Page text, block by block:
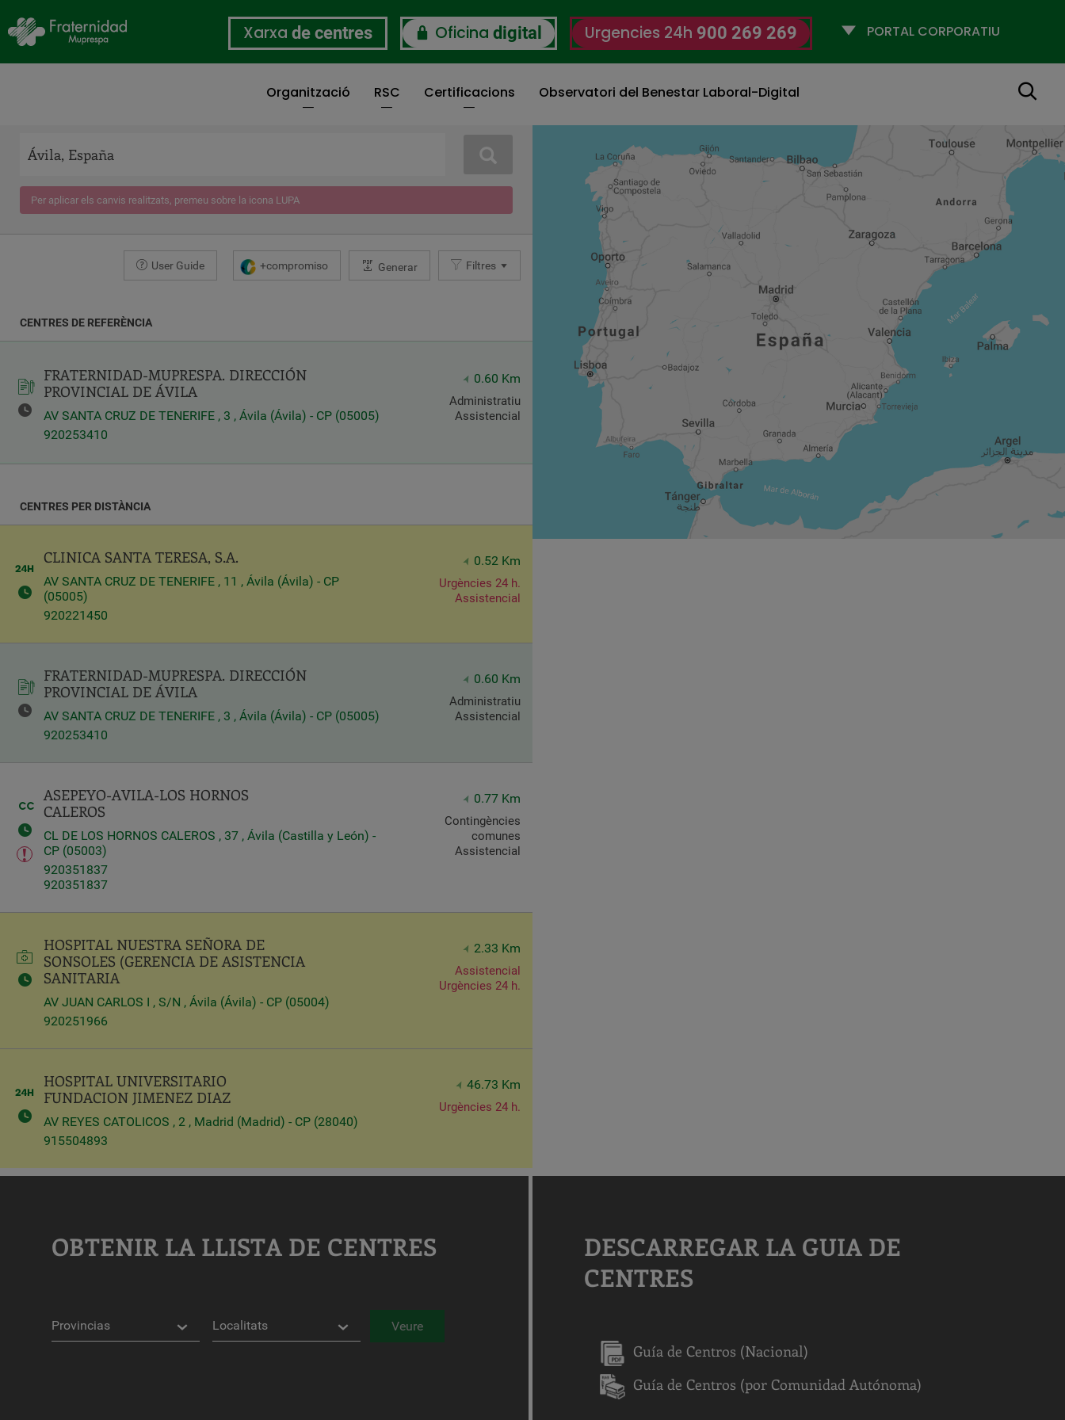
contingut
Xarxa de centres Oficina digital Urgencies 24h 900 269 269
Selecciona
Organització RSC Certificacions Observatori del Benestar Laboral-Digital Cerca
Cerca
Per aplicar els canvis realitzats, premeu sobre la icona LUPA
Filtres
Generar
+compromiso
User Guide
Latitud
Longitud
Distancia
Kilometers
Search
Centros
CENTRES DE REFERÈNCIA
FRATERNIDAD-MUPRESPA. DIRECCIÓN
PROVINCIAL DE ÁVILA
AV SANTA CRUZ DE TENERIFE , 3 , Ávila (Ávila) - CP (05005)
920253410
0.60 Km
Administratiu
Assistencial
CENTRES PER DISTÀNCIA
CLINICA SANTA TERESA, S.A.
AV SANTA CRUZ DE TENERIFE , 11 , Ávila (Ávila) - CP
(05005)
920221450
0.52 Km
Urgències 24 h.
Assistencial
FRATERNIDAD-MUPRESPA. DIRECCIÓN
PROVINCIAL DE ÁVILA
AV SANTA CRUZ DE TENERIFE , 3 , Ávila (Ávila) - CP (05005)
920253410
0.60 Km
Administratiu
Assistencial
ASEPEYO-AVILA-LOS HORNOS
CALEROS
CL DE LOS HORNOS CALEROS , 37 , Ávila (Castilla y León) -
CP (05003)
920351837
920351837
0.77 Km
Contingències
comunes
Assistencial
HOSPITAL NUESTRA SEÑORA DE
SONSOLES (GERENCIA DE ASISTENCIA
SANITARIA
AV JUAN CARLOS I , S/N , Ávila (Ávila) - CP (05004)
920251966
2.33 Km
Assistencial
Urgències 24 h.
HOSPITAL UNIVERSITARIO
FUNDACION JIMENEZ DIAZ
AV REYES CATOLICOS , 2 , Madrid (Madrid) - CP (28040)
915504893
46.73 Km
Urgències 24 h.
OBTENIR LA LLISTA DE CENTRES
Localitats
Veure
DESCARREGAR LA GUIA DE
CENTRES
Guía de Centros (Nacional)
Guía de Centros (por Comunidad Autónoma)